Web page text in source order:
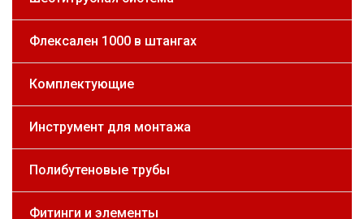
Флексален 1000 в штангах
Комплектующие
Инструмент для монтажа
Полибутеновые трубы
Фитинги и элементы